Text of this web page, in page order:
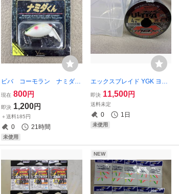
ビバ コーモラン ナミダく
ん パロット VIVA
現在 800円
即決 1,200円
＋送料185円
0 21時間
未使用
エックスブレイド YGK ヨツ
アミ ウルトラ2 マックス W
X8 1200m 4号 28kg 8本編
み ULTRA2 MAX WX8 よつ
あみ
即決 11,500円
送料未定
0 1日
未使用
NEW